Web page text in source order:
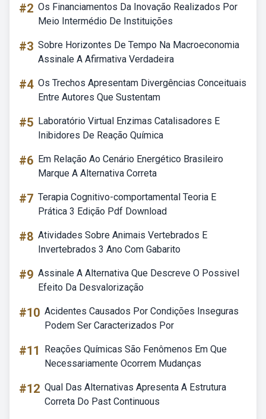
#2 Os Financiamentos Da Inovação Realizados Por
Meio Intermédio De Instituições
#3 Sobre Horizontes De Tempo Na Macroeconomia
Assinale A Afirmativa Verdadeira
#4 Os Trechos Apresentam Divergências Conceituais
Entre Autores Que Sustentam
#5 Laboratório Virtual Enzimas Catalisadores E
Inibidores De Reação Química
#6 Em Relação Ao Cenário Energético Brasileiro
Marque A Alternativa Correta
#7 Terapia Cognitivo-comportamental Teoria E
Prática 3 Edição Pdf Download
#8 Atividades Sobre Animais Vertebrados E
Invertebrados 3 Ano Com Gabarito
#9 Assinale A Alternativa Que Descreve O Possivel
Efeito Da Desvalorização
#10 Acidentes Causados Por Condições Inseguras
Podem Ser Caracterizados Por
#11
Reações Químicas São Fenômenos Em Que
Necessariamente Ocorrem Mudanças
#12 Qual Das Alternativas Apresenta A Estrutura
Correta Do Past Continuous